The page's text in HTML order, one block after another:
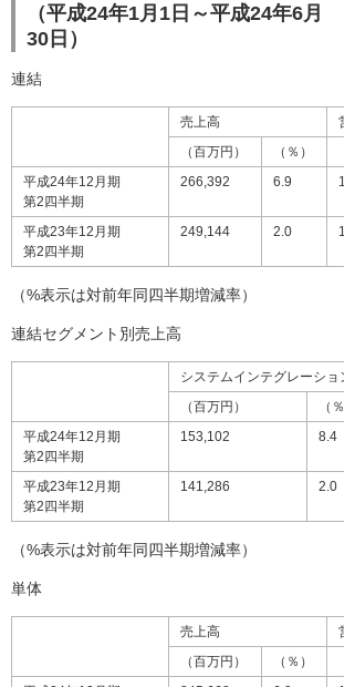
（平成24年1月1日～平成24年6月
30日）
連結
売上高
営
（百万円）
（％）
平成24年12月期
第2四半期
266,392 6.9
平成23年12月期
第2四半期
249,144 2.0
（%表示は対前年同四半期増減率）
連結セグメント別売上高
システムインテグレーション
（百万円）
（％）
平成24年12月期
第2四半期
153,102 8.4
平成23年12月期
第2四半期
141,286 2.0
（%表示は対前年同四半期増減率）
単体
売上高
営
（百万円）
（％）